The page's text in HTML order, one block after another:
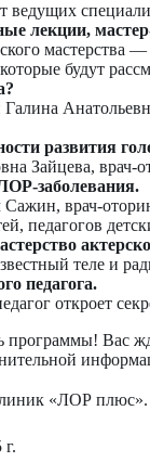
ведущих
лекции,
мастерства
будут
развития
Зайцева, врач-
заболевания.
врач-
педагогов
теле и
педагога.
откроет
программы! Вас
«ЛОР плюс».